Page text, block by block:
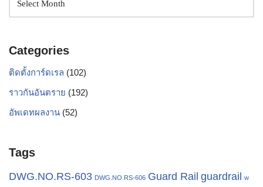
Categories
ติดตั้งการ์ดเรล (102)
ราวกันอันตราย (192)
อัพเดทผลงาน (52)
Tags
DWG.NO.RS-603 DWG.NO.RS-606 Guard Rail guardrail w